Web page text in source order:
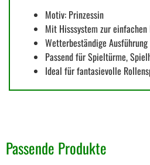
Motiv: Prinzessin
Mit Hisssystem zur einfachen
Wetterbeständige
Passend für Spieltürme,
Ideal für fantasievolle
Passende Produkte